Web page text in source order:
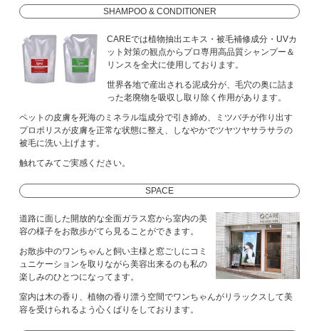
SHAMPOO & CONDITIONER
CAREでは植物抽出エキス・被毛補修成分・UVカ
ット対策の観点からプロ専用高品質シャンプー＆
リンスを全犬に使用しております。
世界各地で産出される泥成分が、毛穴の奥に詰ま
った老廃物を吸収し取り除く作用があります。
ペットの皮膚を死海のミネラル塩成分で引き締め、ミツバチが作り出す
プロポリスが皮膚を正常な状態に整え、しなやかでツヤツヤサラサラの
被毛に洗い上げます。
触れてみてご実感ください。
SPACE
道路に面した開放的な全面ガラス窓から室内の美
容の様子をお散歩がてら見ることができます。
お散歩中のワンちゃんと飼い主様と窓ごしにコミ
ュニケーションを取りながら美容出来るのも私の
楽しみのひとつになってます。
室内は木の香り、植物の香り漂う空間でワンちゃんがリラックスして美
容を受けられるよう心くばりをしております。